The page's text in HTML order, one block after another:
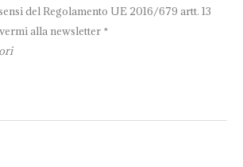
del Regolamento UE 2016/679 artt. 13
alla newsletter *